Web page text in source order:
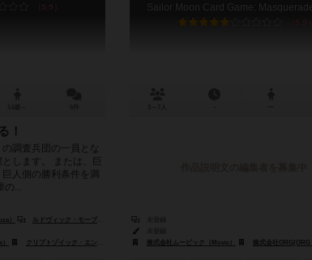
5.9
！
の調査兵団の一員とな
します。 または、巨
人側の勝利条件を満
...
）
ルドヴィック・モーブロン（Ludovic Maublanc）
クリプトゾイック・エンタイテインメント（Cryptozoic Entertainment） ドント・パニッ
Sailor Moon Card Game:
5.9
株式会社ムービック（Movic）
株式会社